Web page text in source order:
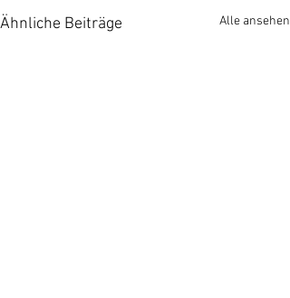
Ähnliche Beiträge Alle ansehen